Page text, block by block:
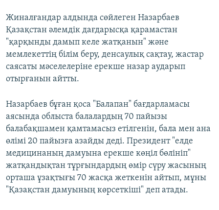
Жиналғандар алдында сөйлеген Назарбаев
Қазақстан әлемдік дағдарысқа қарамастан
"қарқынды дамып келе жатқанын" және
мемлекеттің білім беру, денсаулық сақтау, жастар
саясаты мәселелеріне ерекше назар аударып
отырғанын айтты.
Назарбаев бұған қоса "Балапан" бағдарламасы
аясында облыста балалардың 70 пайызы
балабақшамен қамтамасыз етілгенін, бала мен ана
өлімі 20 пайызға азайды деді. Президент "елде
медицинаның дамуына ерекше көңіл бөлініп"
жатқандықтан тұрғындардың өмір сүру жасының
орташа ұзақтығы 70 жасқа жеткенін айтып, мұны
"Қазақстан дамуының көрсеткіші" деп атады.